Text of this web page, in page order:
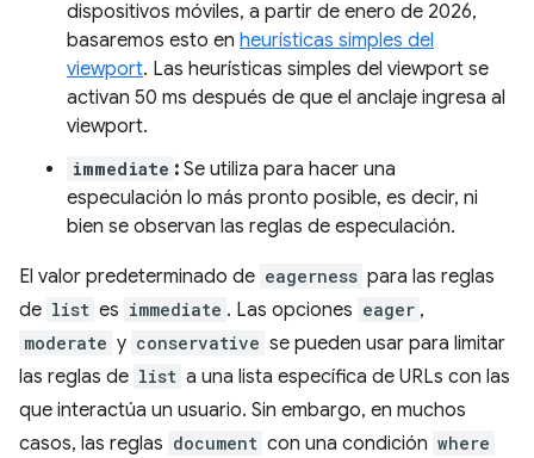
dispositivos móviles, a partir de enero de 2026,
basaremos esto en heurísticas simples del
viewport. Las heurísticas simples del viewport se
activan 50 ms después de que el anclaje ingresa al
viewport.
immediate : Se utiliza para hacer una
especulación lo más pronto posible, es decir, ni
bien se observan las reglas de especulación.
El valor predeterminado de eagerness para las reglas
de list es immediate . Las opciones eager ,
moderate y conservative se pueden usar para limitar
las reglas de list a una lista específica de URLs con las
que interactúa un usuario. Sin embargo, en muchos
casos, las reglas document con una condición where